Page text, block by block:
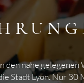
den nahe
Stadt Lyon. Nur